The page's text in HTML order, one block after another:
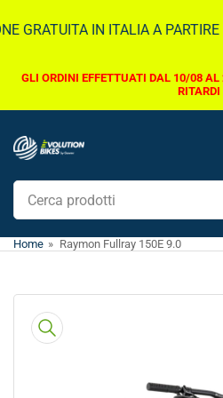
direttamente
contenuti
GRATUITA IN ITALIA A PARTIRE
GLI ORDINI EFFETTUATI DAL 10/08
RITARDI
Cerca
prodotti
Home » Raymon Fullray 150E 9.0
direttamente